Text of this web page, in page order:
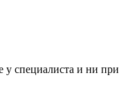
и ни при